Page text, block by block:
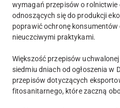
wymagań przepisów o rolnictwie
odnoszących się do produkcji
poprawić ochronę
nieuczciwymi praktykami.
Większość przepisów
siedmiu dniach od ogłoszenia w
przepisów dotyczących
fitosanitarnego, które zaczną